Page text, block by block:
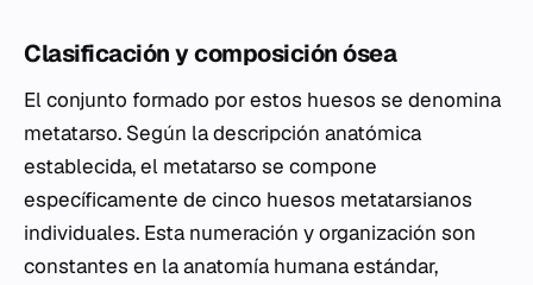
Clasificación y composición ósea
El conjunto formado por estos huesos se denomina
metatarso. Según la descripción anatómica
establecida, el metatarso se compone
específicamente de cinco huesos metatarsianos
individuales. Esta numeración y organización son
constantes en la anatomía humana estándar,